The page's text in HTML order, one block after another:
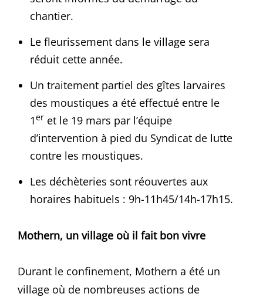
chantier.
Le fleurissement dans le village sera
réduit cette année.
Un traitement partiel des gîtes larvaires
des moustiques a été effectué entre le
1er et le 19 mars par l’équipe
d’intervention à pied du Syndicat de lutte
contre les moustiques.
Les déchèteries sont réouvertes aux
horaires habituels : 9h-11h45/14h-17h15.
Mothern, un village où il fait bon vivre
Durant le confinement, Mothern a été un
village où de nombreuses actions de